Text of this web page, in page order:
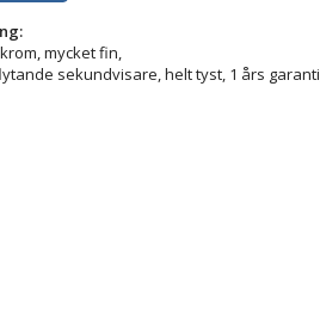
mycket fin,
sekundvisare, helt tyst, 1 års garanti,